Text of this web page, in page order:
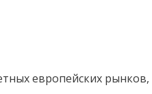
европейских